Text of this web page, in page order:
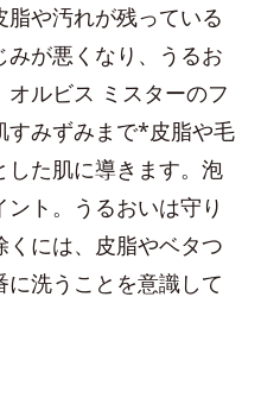
や汚れが残っている
みが悪くなり、うるお
ルビス ミスターのフ
すみずみまで*皮脂や毛
した肌に導きます。泡
ト。うるおいは守り
には、皮脂やベタつ
洗うことを意識して